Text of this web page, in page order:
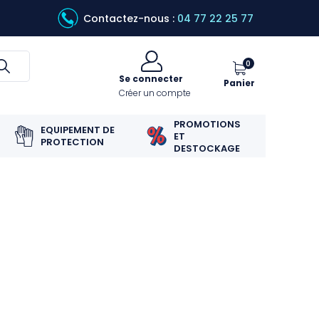
Contactez-nous : 04 77 22 25 77
Se connecter
Créer un compte
0
Panier
EQUIPEMENT DE
PROTECTION
PROMOTIONS
ET
DESTOCKAGE